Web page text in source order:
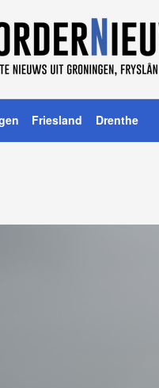
Friesland Drenthe